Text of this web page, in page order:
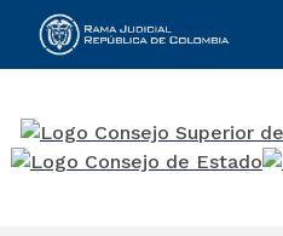
Rama Judicial